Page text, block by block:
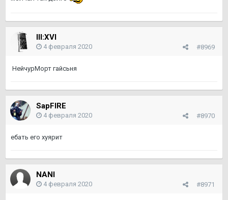
III:XVI
#8969
4 февраля 2020
НейчурМорт гайсьня
SapFIRE
#8970
4 февраля 2020
ебать его хуярит
NANI
#8971
4 февраля 2020